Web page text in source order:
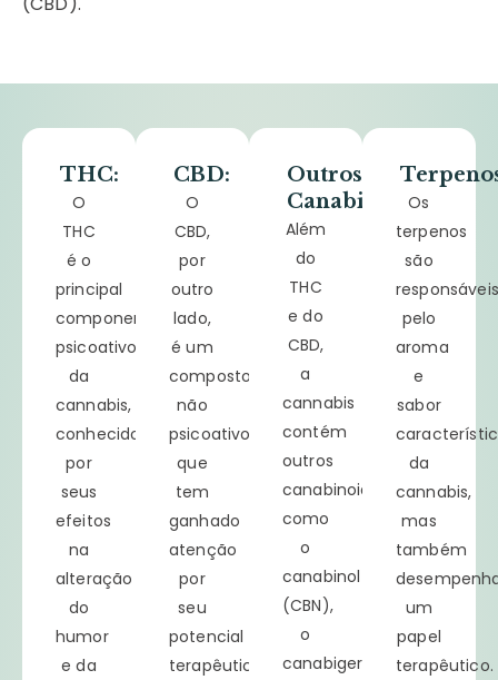
THC:
O
THC
é o
principal
componente
psicoativo
da
cannabis,
conhecido
por
seus
efeitos
na
alteração
do
humor
e da
CBD:
O
CBD,
por
outro
lado,
é um
composto
não
psicoativo
que
tem
ganhado
atenção
por
seu
potencial
terapêutico
Outros
Canabinóides:
Além
do
THC
e do
CBD,
a
cannabis
contém
outros
canabinoides
como
o
canabinol
(CBN),
o
canabigerol
Os
terpenos
são
responsáveis
pelo
aroma
e
sabor
da
cannabis,
mas
também
um
papel
terapêutico.